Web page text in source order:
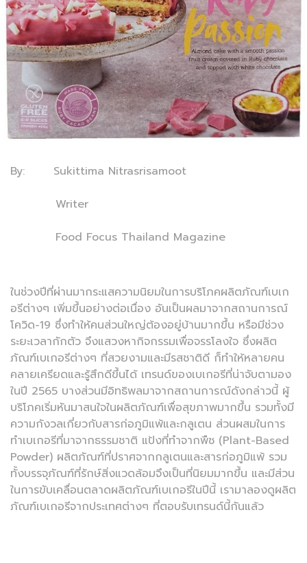
By: Sukittima Nitrasrisamoot
Writer
Food Focus Thailand Magazine
ในช่วงปีที่ผ่านมากระแสความนิยมในการบริโภคผลิตภัณฑ์เบเก
อรีต่างๆ เพิ่มขึ้นอย่างต่อเนื่อง อันเป็นผลมาจากสถานการณ์
โควิด-19 ซึ่งทำให้คนส่วนใหญ่ต้องอยู่บ้านมากขึ้น หรือมีช่วง
ระยะเวลากักตัว จึงแสวงหากิจกรรมเพื่อจรรโลงใจ ซึ่งผลิต
ภัณฑ์เบเกอรีต่างๆ ที่สวยงามและมีรสชาติดี ก็ทำให้หลายคน
คลายเครียดและรู้สึกดีขึ้นได้ เทรนด์ของเบเกอรีที่น่าจับตามอง
ในปี 2565 บางส่วนมีอิทธิพลมาจากสถานการณ์ดังกล่าวนี้ ผู้
บริโภคเริ่มหันมาสนใจในผลิตภัณฑ์เพื่อสุขภาพมากขึ้น รวมทั้งมี
ความกังวลเกี่ยวกับสารก่อภูมิแพ้และกลูเตน ส่วนผสมในการ
ทำเบเกอรีที่มาจากธรรมชาติ แป้งที่ทำจากพืช (Plant-Based
Powder) ผลิตภัณฑ์ที่ปราศจากกลูเตนและสารก่อภูมิแพ้ รวม
ทั้งบรรจุภัณฑ์ที่รักษ์สิ่งแวดล้อมจึงเป็นที่นิยมมากขึ้น และมีส่วน
ในการขับเคลื่อนตลาดผลิตภัณฑ์เบเกอรีในปีนี้ เรามาลองดูผลิต
ภัณฑ์เบเกอรีจากประเทศต่างๆ ที่ตอบรับเทรนด์นี้กันแล้ว